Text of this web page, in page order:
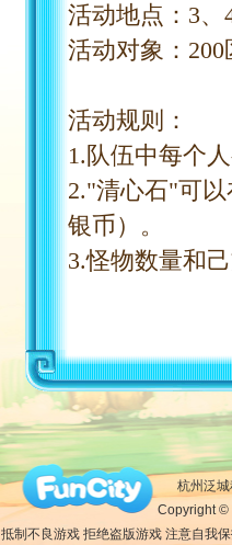
活动地点： 3、
活动对象：
活动规则：
1.队伍中每个
2."清心石"可
银币）。
3.怪物数量和
杭州泛
Copyright ©
抵制不良游戏 拒绝盗版游戏 注意自我